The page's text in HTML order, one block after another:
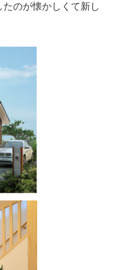
のが懐かしくて新し